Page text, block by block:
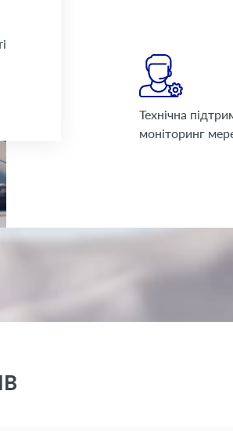
Технічна
моніторинг